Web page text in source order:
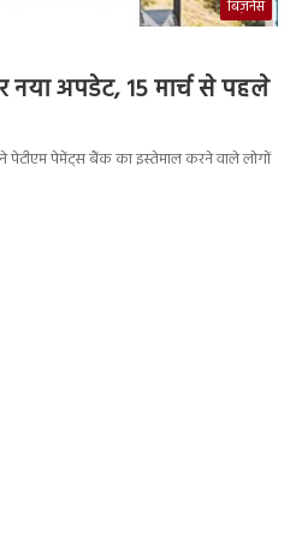
बिज़नेस
अपडेट, 15 मार्च से पहले
पेटीएम पेमेंट्स बैंक का इस्तेमाल करने वाले लोगों